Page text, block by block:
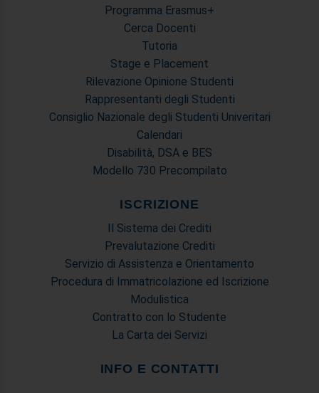
Programma Erasmus+
Cerca Docenti
Tutoria
Stage e Placement
Rilevazione Opinione Studenti
Rappresentanti degli Studenti
Consiglio Nazionale degli Studenti Univeritari
Calendari
Disabilità, DSA e BES
Modello 730 Precompilato
ISCRIZIONE
Il Sistema dei Crediti
Prevalutazione Crediti
Servizio di Assistenza e Orientamento
Procedura di Immatricolazione ed Iscrizione
Modulistica
Contratto con lo Studente
La Carta dei Servizi
INFO E CONTATTI